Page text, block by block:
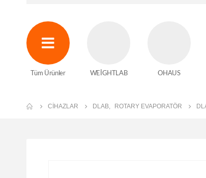
Tüm Ürünler WEİGHTLAB OHAUS
CIHAZLAR DLAB ROTARY EVAPORATÖR